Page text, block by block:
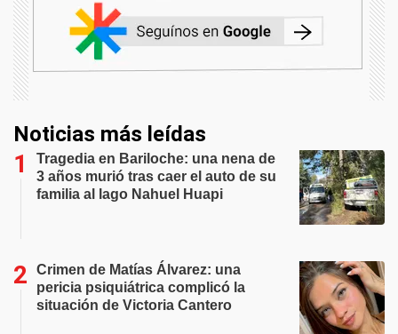
Noticias más leídas
Tragedia en Bariloche: una nena de
3 años murió tras caer el auto de su
familia al lago Nahuel Huapi
Crimen de Matías Álvarez: una
pericia psiquiátrica complicó la
situación de Victoria Cantero